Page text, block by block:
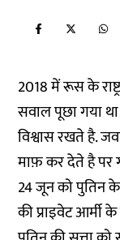
2018 में रूस के
सवाल पूछा गया
विश्वास रखते है.
माफ़ कर देते है पर
24 जून को पुतिन
की प्राइवेट आर्मी